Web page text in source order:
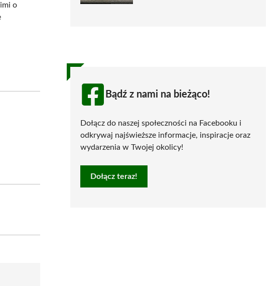
o
Bądź z nami na bieżąco!
Dołącz do naszej społeczności na Facebooku i
odkrywaj najświeższe informacje, inspiracje oraz
wydarzenia w Twojej okolicy!
Dołącz teraz!